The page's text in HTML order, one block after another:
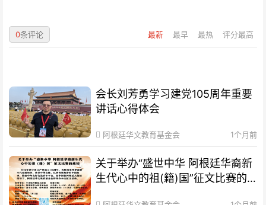
最新 最早 最热 评分最高
0条评论
会长刘芳勇学习建党105周年重要
讲话心得体会
阿根廷华文教育基金会 1个月前
关于举办“盛世中华 阿根廷华裔新
生代心中的祖(籍)国”征文比赛的